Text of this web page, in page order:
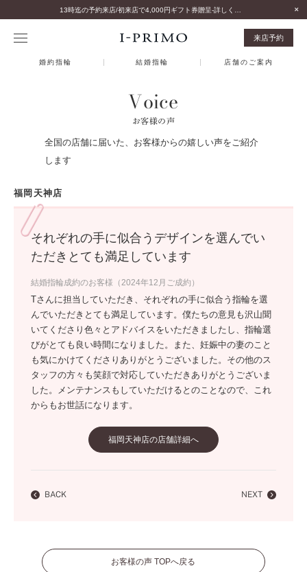
来店予約
婚約指輪 結婚指輪 店舗のご案内
Voice
お客様の声
全国の店舗に届いた、お客様からの嬉しい声をご紹介
します
福岡天神店
それぞれの手に似合うデザインを選んでい
ただきとても満足しています
結婚指輪成約のお客様（2024年12月ご成約）
Tさんに担当していただき、それぞれの手に似合う指輪を選
んでいただきとても満足しています。僕たちの意見も沢山聞
いてくださり色々とアドバイスをいただきましたし、指輪選
びがとても良い時間になりました。また、妊娠中の妻のこと
も気にかけてくださりありがとうございました。その他のス
タッフの方々も笑顔で対応していただきありがとうございま
した。メンテナンスもしていただけるとのことなので、これ
からもお世話になります。
福岡天神店の店舗詳細へ
BACK NEXT
お客様の声 TOPへ戻る